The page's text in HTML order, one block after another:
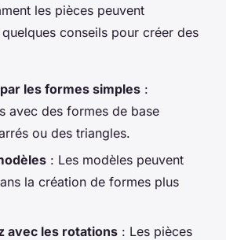
les pièces peuvent
conseils pour créer des
les formes simples :
avec des formes de base
ou des triangles.
: Les modèles peuvent
la création de formes plus
avec les rotations : Les pièces